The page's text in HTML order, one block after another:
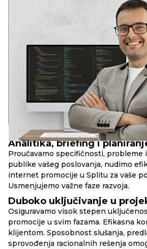
PRINCIPIRBAND
Analitika, briefing i
Proučavamo specifičnosti, probleme
publike vašeg poslovanja, nudimo
internet promocije u Splitu za vaše
Usmenjujemo važne faze razvoja.
Duboko uključivanje u
Osiguravamo visok stepen
promocije u svim fazama. Efikasna
klijentom. Sposobnost slušanja,
sprovođenja racionalnih rešenja
17+
godina u razvoju
90+
uspešnih web-projekata
VODEĆI
Dva stručna obrazovanja u oblasti
U mladom uzrastu prepoznao potencijal
tehnologija: globalizaciju i duboku
društvene strukture savremenog društva.
Iskustvo u raznim IT oblastima od 2006.
sistemsko razmišljanje. Kompetencije za
zadataka, DevOps, Full Stack, SEO.